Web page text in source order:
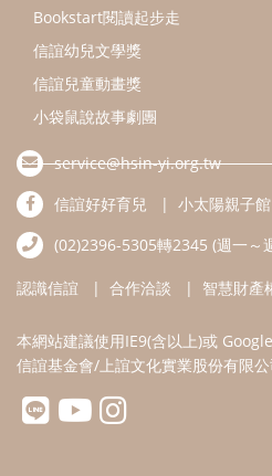
Bookstart閱讀起步走
信誼幼兒文學獎
信誼兒童動畫獎
小袋鼠說故事劇團
service@hsin-yi.org.tw
信誼好好育兒
小太陽親子館
(02)2396-5305轉2345 (週一～
認識信誼 合作洽談 智慧財產
本網站建議使用IE9(含以上)或
信誼基金會/上誼文化實業股份有限